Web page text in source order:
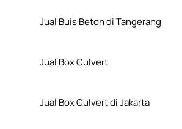
Jual Buis Beton di Tangerang
Jual Box Culvert
Jual Box Culvert di Jakarta